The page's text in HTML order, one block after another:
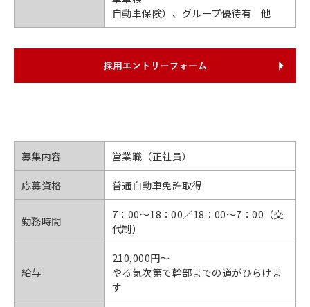
自動車保険）、グループ優待有 他
募集内容
営業職（正社員）
応募資格
普通自動車免許取得
勤務時間
7：00〜18：00／18：00〜7：00（交
代制）
給与
210,000円〜
やる気次第で幹部までの道がひらけま
す